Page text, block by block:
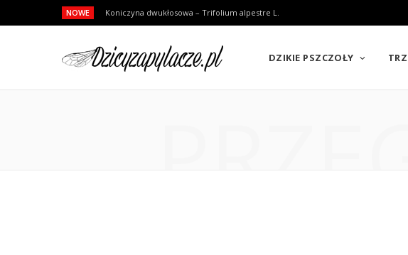
NOWE Koniczyna dwukłosowa – Trifolium alpestre L.
DZIKIE PSZCZOŁY